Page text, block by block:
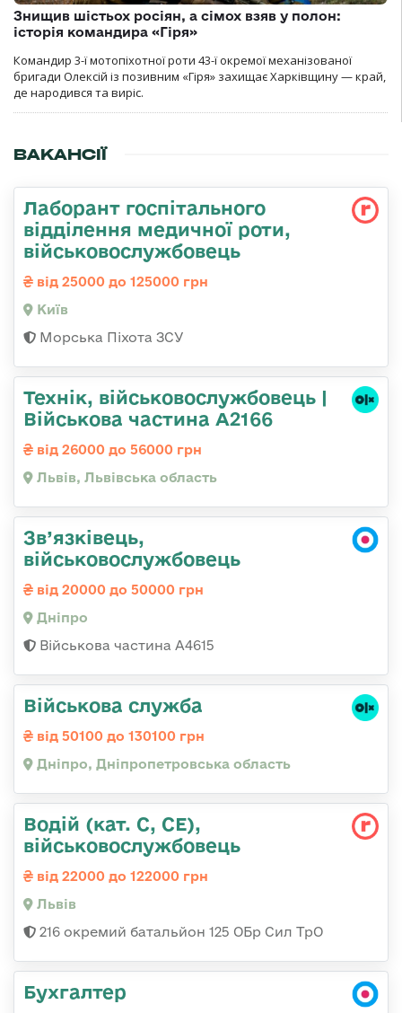
Знищив шістьох росіян, а сімох взяв у полон:
історія командира «Гіря»
Командир 3-ї мотопіхотної роти 43-ї окремої механізованої
бригади Олексій із позивним «Гіря» захищає Харківщину — край,
де народився та виріс.
ВАКАНСІЇ
Лаборант госпітального
відділення медичної роти,
військовослужбовець
від 25000 до 125000 грн
Київ
Морська Піхота ЗСУ
Технік, військовослужбовець |
Військова частина А2166
від 26000 до 56000 грн
Львів, Львівська область
Зв’язківець,
військовослужбовець
від 20000 до 50000 грн
Дніпро
Військова частина А4615
Військова служба
від 50100 до 130100 грн
Дніпро, Дніпропетровська область
Водій (кат. С, СЕ),
військовослужбовець
від 22000 до 122000 грн
Львів
216 окремий батальйон 125 ОБр Сил ТрО
Бухгалтер